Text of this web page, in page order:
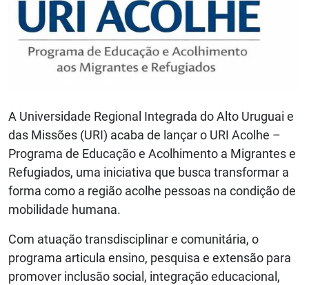
A Universidade Regional Integrada do Alto Uruguai e
das Missões (URI) acaba de lançar o URI Acolhe –
Programa de Educação e Acolhimento a Migrantes e
Refugiados, uma iniciativa que busca transformar a
forma como a região acolhe pessoas na condição de
mobilidade humana.
Com atuação transdisciplinar e comunitária, o
programa articula ensino, pesquisa e extensão para
promover inclusão social, integração educacional,